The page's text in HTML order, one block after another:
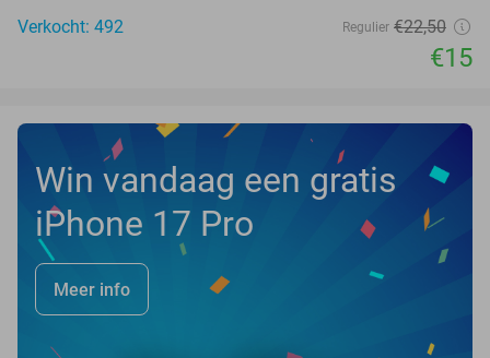
Verkocht: 492
Regulier €22,50
€15
Win vandaag een gratis
iPhone 17 Pro
Meer info